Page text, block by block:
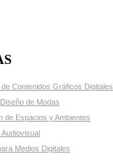
Contenidos Gráficos Digitales
de Modas
de Espacios y Ambientes
Medios Digitales